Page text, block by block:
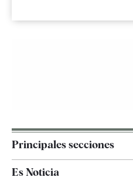
Principales secciones
España
Es Noticia